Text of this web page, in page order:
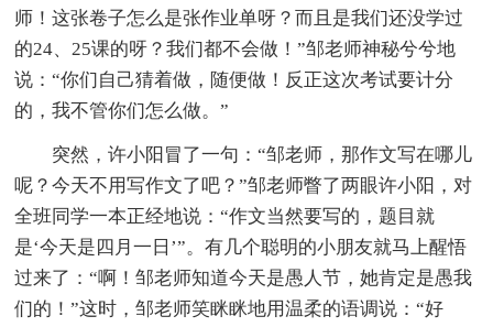
师！这张卷子怎么是张作业单呀？而且是我们还没学过
的24、25课的呀？我们都不会做！”邹老师神秘兮兮地
说：“你们自己猜着做，随便做！反正这次考试要计分
的，我不管你们怎么做。”
突然，许小阳冒了一句：“邹老师，那作文写在哪儿
呢？今天不用写作文了吧？”邹老师瞥了两眼许小阳，对
全班同学一本正经地说：“作文当然要写的，题目就
是‘今天是四月一日’”。有几个聪明的小朋友就马上醒悟
过来了：“啊！邹老师知道今天是愚人节，她肯定是愚我
们的！”这时，邹老师笑眯眯地用温柔的语调说：“好